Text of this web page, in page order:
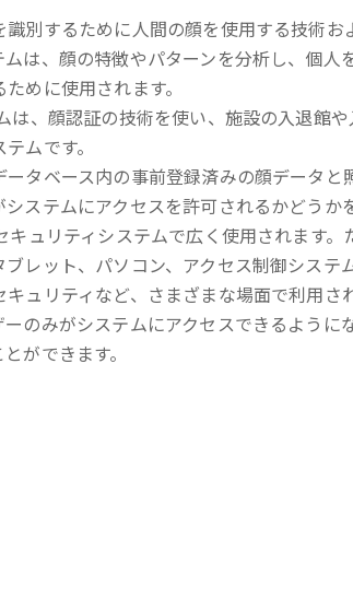
別するために人間の顔を使用する技術お
は、顔の特徴やパターンを分析し、個人
めに使用されます。
は、顔認証の技術を使い、施設の入退館や
ムです。
タベース内の事前登録済みの顔データと
ステムにアクセスを許可されるかどうか
キュリティシステムで広く使用されます。
レット、パソコン、アクセス制御システム
ュリティなど、さまざまな場面で利用さ
のみがシステムにアクセスできるように
ができます。